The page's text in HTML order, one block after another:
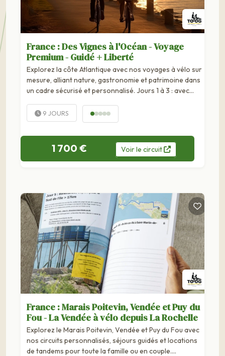
France : Des Vignes à l'Océan - Voyage
Premium - Guidé + Liberté
Explorez la côte Atlantique avec nos voyages à vélo sur
mesure, alliant nature, gastronomie et patrimoine dans
un cadre sécurisé et personnalisé. Jours 1 à 3 : avec
sur route et vélo-routes (sécurité, orientation et
rythme...
9 JOURS
1 700 € Voirle circuit
France : Marais Poitevin, Vendée et Puy du
Fou - La Vendée à vélo depuis La Rochelle
Explorez le Marais Poitevin, Vendée et Puy du Fou avec
nos circuits personnalisés, séjours guidés et locations
de tandems pour toute la famille ou en couple.